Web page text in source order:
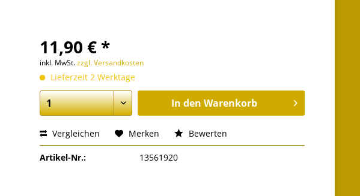
11,90 € *
inkl. MwSt.zzgl. Versandkosten
Lieferzeit 2 Werktage
In den Warenkorb
Vergleichen Merken Bewerten
Artikel-Nr.: 13561920